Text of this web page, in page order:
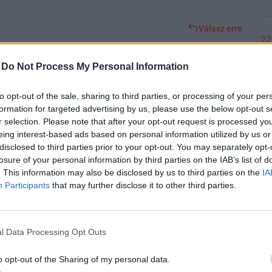
Do Not Process My Personal Information
opt-out of the sale, sharing to third parties, or processing of your
for targeted advertising by us, please use the below opt-out
selection. Please note that after your opt-out request is processed
interest-based ads based on personal information utilized by us
to third parties prior to your opt-out. You may separately
of your personal information by third parties on the IAB’s list of
This information may also be disclosed by us to third parties on the
Participants that may further disclose it to other third parties.
Data Processing Opt Outs
opt-out of the Sharing of my personal data.
Válasz erre
Előzmény: Norbert99
milyen furák az emberek😂😂☺️
Válasz erre
bele.